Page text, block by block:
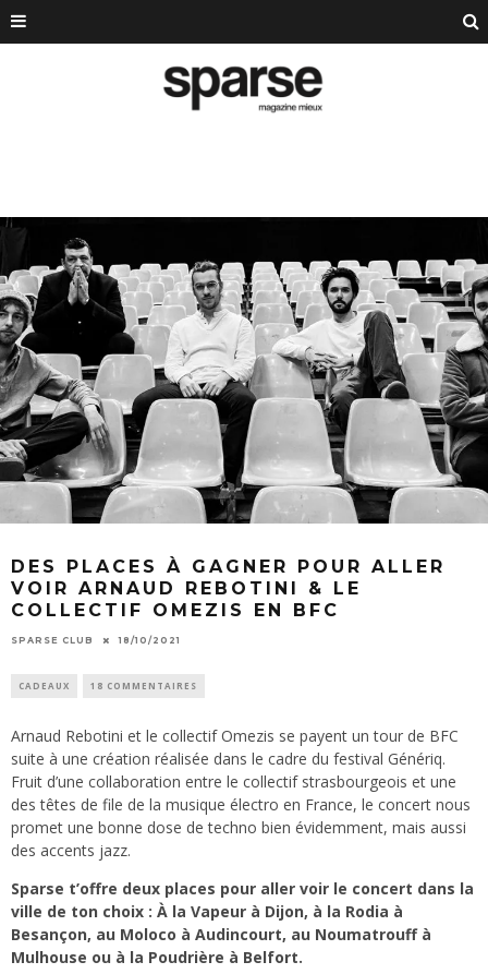
DES PLACES À GAGNER POUR ALLER
VOIR ARNAUD REBOTINI & LE
COLLECTIF OMEZIS EN BFC
SPARSE CLUB 18/10/2021
CADEAUX 18 COMMENTAIRES
Arnaud Rebotini et le collectif Omezis se payent un tour de BFC
suite à une création réalisée dans le cadre du festival Génériq.
Fruit d’une collaboration entre le collectif strasbourgeois et une
des têtes de file de la musique électro en France, le concert nous
promet une bonne dose de techno bien évidemment, mais aussi
des accents jazz.
Sparse t’offre deux places pour aller voir le concert dans la
ville de ton choix : À la Vapeur à Dijon, à la Rodia à
Besançon, au Moloco à Audincourt, au Noumatrouff à
Mulhouse ou à la Poudrière à Belfort.